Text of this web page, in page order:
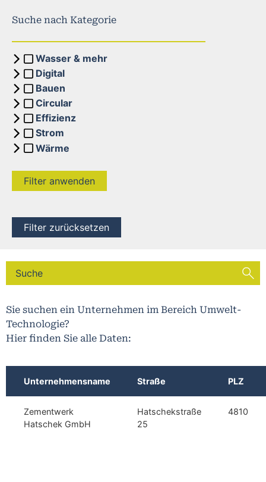
Sie suchen ein Unternehmen im Bereich Umwelt-
Technologie?
Hier finden Sie alle Daten:
Unternehmensname Straße PLZ
Zementwerk
Hatschek GmbH
Hatschekstraße
25
4810
Suche nach Kategorie
Wasser & mehr
Digital
Bauen
Circular
Effizienz
Strom
Wärme
Filter anwenden
Filter zurücksetzen